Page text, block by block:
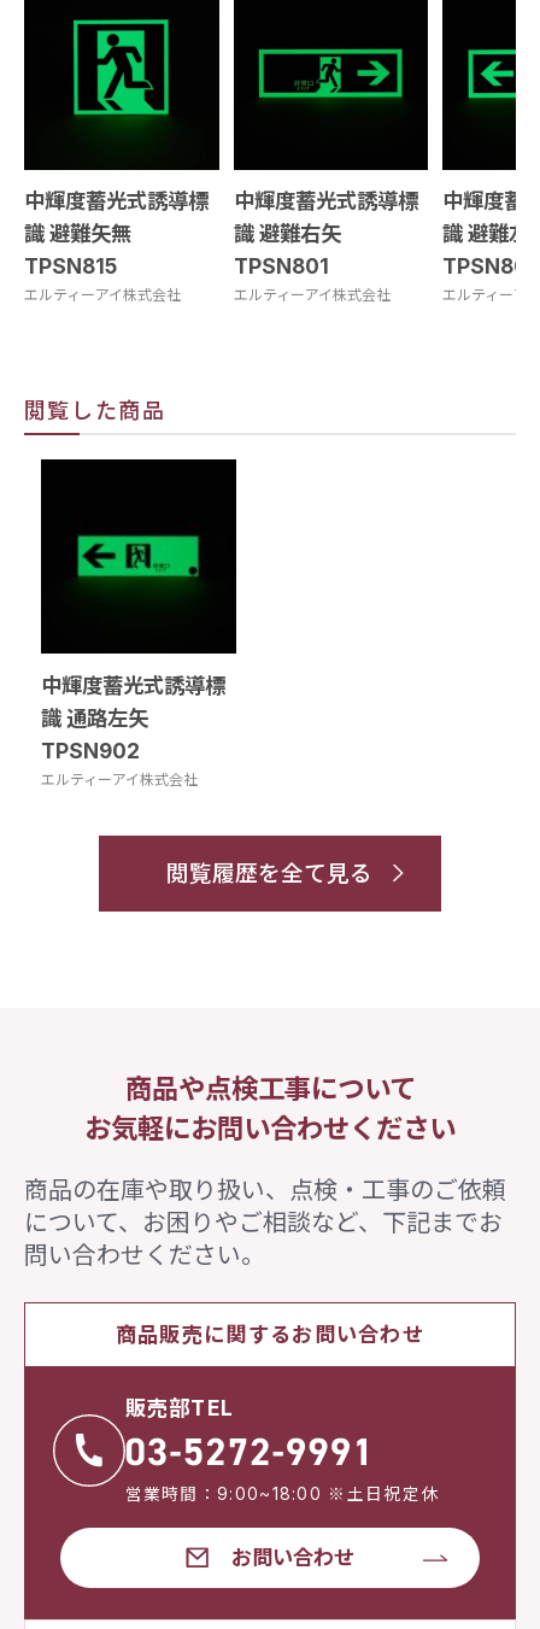
中輝度蓄光式誘導標
識 避難矢無
TPSN815
エルティーアイ株式会社
中輝度蓄光式誘導標
識 避難右矢
TPSN801
エルティーアイ株式会社
中輝度蓄
識 避難左
エルティーア
閲覧した商品
中輝度蓄光式誘導標
識 通路左矢
TPSN902
エルティーアイ株式会社
閲覧履歴を全て見る
商品や点検工事について
お気軽にお問い合わせください
商品の在庫や取り扱い、点検・工事のご依頼
について、 お困りやご相談など、下記までお
問い合わせください。
商品販売に関するお問い合わせ
販売部TEL
営業時間：9:00~18:00 ※土日祝定休
お問い合わせ